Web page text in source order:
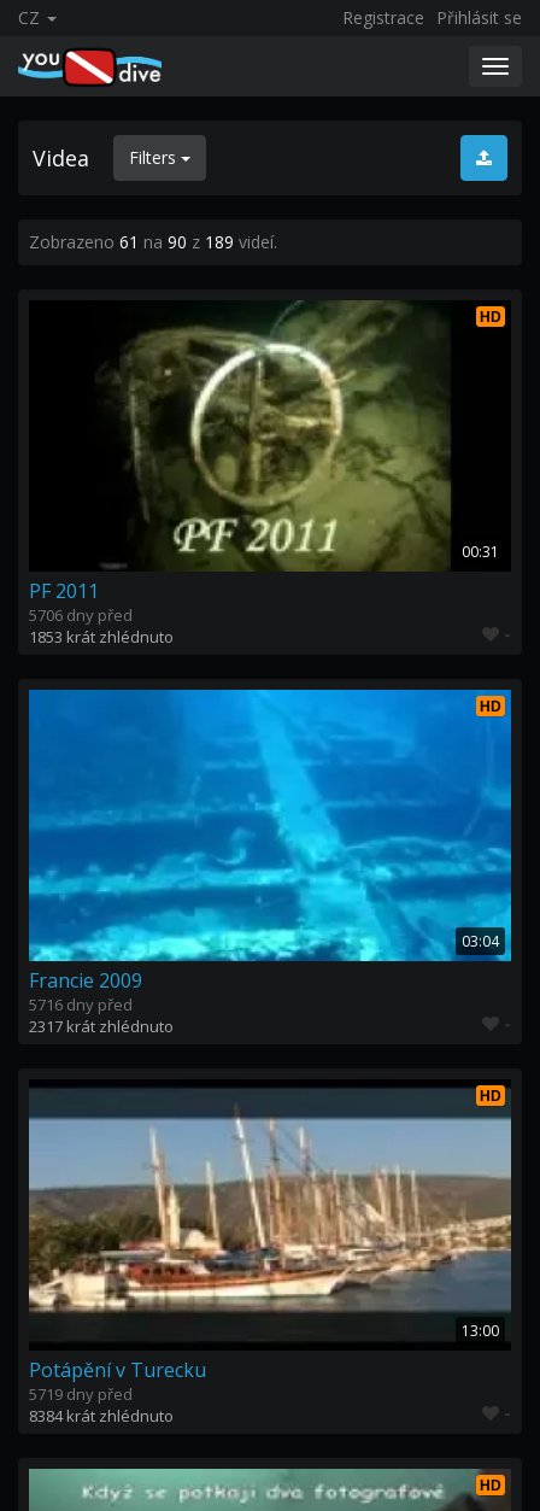
CZ Registrace Přihlásit se
Videa Filters
Zobrazeno 61 na 90 z 189 videí.
HD
00:31
PF 2011
5706 dny před
1853 krát zhlédnuto
-
HD
03:04
Francie 2009
5716 dny před
2317 krát zhlédnuto
-
HD
13:00
Potápění v Turecku
5719 dny před
8384 krát zhlédnuto
-
HD